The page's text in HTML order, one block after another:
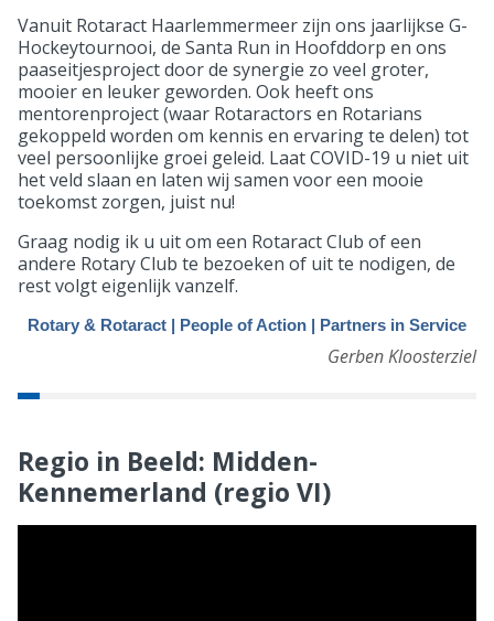
Vanuit Rotaract Haarlemmermeer zijn ons jaarlijkse G-
Hockeytournooi, de Santa Run in Hoofddorp en ons
paaseitjesproject door de synergie zo veel groter,
mooier en leuker geworden. Ook heeft ons
mentorenproject (waar Rotaractors en Rotarians
gekoppeld worden om kennis en ervaring te delen) tot
veel persoonlijke groei geleid. Laat COVID-19 u niet uit
het veld slaan en laten wij samen voor een mooie
toekomst zorgen, juist nu!
Graag nodig ik u uit om een Rotaract Club of een
andere Rotary Club te bezoeken of uit te nodigen, de
rest volgt eigenlijk vanzelf.
Rotary & Rotaract | People of Action | Partners in Service
Gerben Kloosterziel
Regio in Beeld: Midden-
Kennemerland (regio VI)